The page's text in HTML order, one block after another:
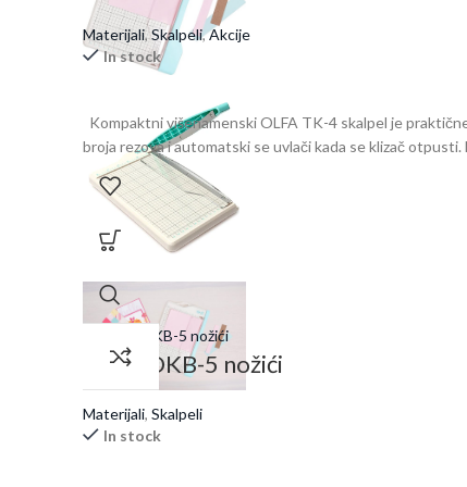
Materijali,Skalpeli,Akcije
In stock
Kompaktni višenamenski OLFA TK-4 skalpel je
broja rezova i automatski se uvlači kada se klizač
OLFA DKB-5 nožići
Materijali, Skalpeli
In stock